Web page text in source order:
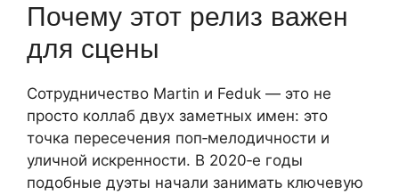
Почему этот релиз важен
для сцены
Сотрудничество Martin и Feduk — это не
просто коллаб двух заметных имен: это
точка пересечения поп‑мелодичности и
уличной искренности. В 2020‑е годы
подобные дуэты начали занимать ключевую